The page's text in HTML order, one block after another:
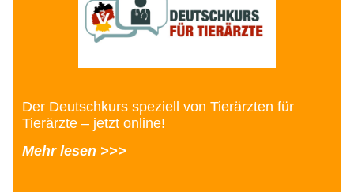
Der Deutschkurs speziell von Tierärzten für
Tierärzte – jetzt online!
Mehr lesen >>>